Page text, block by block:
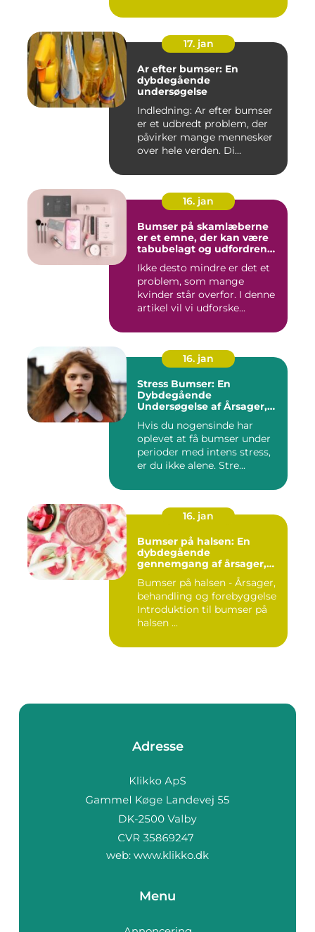
17. jan
Ar efter bumser: En
dybdegående
undersøgelse
Indledning: Ar efter bumser
er et udbredt problem, der
påvirker mange mennesker
over hele verden. Di...
16. jan
Bumser på skamlæberne
er et emne, der kan være
tabubelagt og udfordrende
Ikke desto mindre er det et
problem, som mange
kvinder står overfor. I denne
artikel vil vi udforske...
16. jan
Stress Bumser: En
Dybdegående
Undersøgelse af Årsager,
Hvis du nogensinde har
oplevet at få bumser under
perioder med intens stress,
er du ikke alene. Stre...
16. jan
Bumser på halsen: En
dybdegående
gennemgang af årsager,
forebyggelse
Bumser på halsen - Årsager,
behandling og forebyggelse
Introduktion til bumser på
halsen ...
Adresse
web: www.klikko.dk
Menu